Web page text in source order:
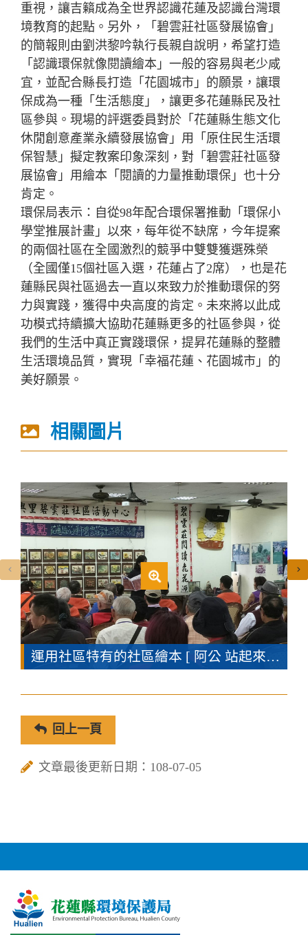
重視，讓吉籟成為全世界認識花蓮及認識台灣環
境教育的起點。另外，「碧雲莊社區發展協會」
的簡報則由劉洪黎吟執行長親自說明，希望打造
「認識環保就像閱讀繪本」一般的容易與老少咸
宜，並配合縣長打造「花園城市」的願景，讓環
保成為一種「生活態度」，讓更多花蓮縣民及社
區參與。現場的評選委員對於「花蓮縣生態文化
休閒創意產業永續發展協會」用「原住民生活環
保智慧」擬定教案印象深刻，對「碧雲莊社區發
展協會」用繪本「閱讀的力量推動環保」也十分
肯定。
環保局表示：自從98年配合環保署推動「環保小
學堂推展計畫」以來，每年從不缺席，今年提案
的兩個社區在全國激烈的競爭中雙雙獲選殊榮
（全國僅15個社區入選，花蓮占了2席），也是花
蓮縣民與社區過去一直以來致力於推動環保的努
力與實踐，獲得中央高度的肯定。未來將以此成
功模式持續擴大協助花蓮縣更多的社區參與，從
我們的生活中真正實踐環保，提昇花蓮縣的整體
生活環境品質，實現「幸福花蓮、花園城市」的
美好願景。
相關圖片
運用社區特有的社區繪本 [ 阿公 站起來 ]貼近居民、參訪民眾，推廣長者照護、生態菜園可食地景、雨水回收系統，親民效益大。
回上一頁
文章最後更新日期：108-07-05